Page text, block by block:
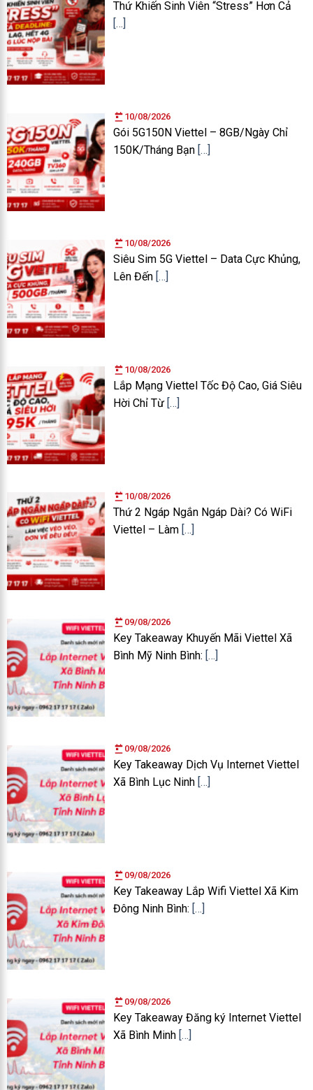
Thứ Khiến Sinh Viên “Stress” Hơn Cả
[…]
10/08/2026
Gói 5G150N Viettel – 8GB/Ngày Chỉ
150K/Tháng Bạn […]
10/08/2026
Siêu Sim 5G Viettel – Data Cực Khủng,
Lên Đến […]
10/08/2026
Lắp Mạng Viettel Tốc Độ Cao, Giá Siêu
Hời Chỉ Từ […]
10/08/2026
Thứ 2 Ngáp Ngắn Ngáp Dài? Có WiFi
Viettel – Làm […]
09/08/2026
Key Takeaway Khuyến Mãi Viettel Xã
Bình Mỹ Ninh Bình: […]
09/08/2026
Key Takeaway Dịch Vụ Internet Viettel
Xã Bình Lục Ninh […]
09/08/2026
Key Takeaway Lắp Wifi Viettel Xã Kim
Đông Ninh Bình: […]
09/08/2026
Key Takeaway Đăng ký Internet Viettel
Xã Bình Minh […]